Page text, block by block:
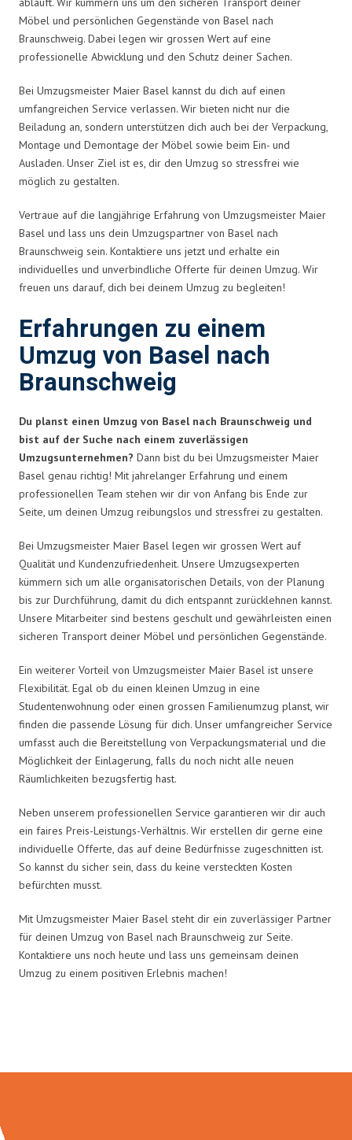
Möbel und persönlichen Gegenstände von Basel nach
Braunschweig. Dabei legen wir grossen Wert auf eine
professionelle Abwicklung und den Schutz deiner Sachen.
Bei Umzugsmeister Maier Basel kannst du dich auf einen
umfangreichen Service verlassen. Wir bieten nicht nur die
Beiladung an, sondern unterstützen dich auch bei der Verpackung,
Montage und Demontage der Möbel sowie beim Ein- und
Ausladen. Unser Ziel ist es, dir den Umzug so stressfrei wie
möglich zu gestalten.
Vertraue auf die langjährige Erfahrung von Umzugsmeister Maier
Basel und lass uns dein Umzugspartner von Basel nach
Braunschweig sein. Kontaktiere uns jetzt und erhalte ein
individuelles und unverbindliche Offerte für deinen Umzug. Wir
freuen uns darauf, dich bei deinem Umzug zu begleiten!
Erfahrungen zu einem
Umzug von Basel nach
Braunschweig
Du planst einen Umzug von Basel nach Braunschweig und
bist auf der Suche nach einem zuverlässigen
Umzugsunternehmen? Dann bist du bei Umzugsmeister Maier
Basel genau richtig! Mit jahrelanger Erfahrung und einem
professionellen Team stehen wir dir von Anfang bis Ende zur
Seite, um deinen Umzug reibungslos und stressfrei zu gestalten.
Bei Umzugsmeister Maier Basel legen wir grossen Wert auf
Qualität und Kundenzufriedenheit. Unsere Umzugsexperten
kümmern sich um alle organisatorischen Details, von der Planung
bis zur Durchführung, damit du dich entspannt zurücklehnen kannst.
Unsere Mitarbeiter sind bestens geschult und gewährleisten einen
sicheren Transport deiner Möbel und persönlichen Gegenstände.
Ein weiterer Vorteil von Umzugsmeister Maier Basel ist unsere
Flexibilität. Egal ob du einen kleinen Umzug in eine
Studentenwohnung oder einen grossen Familienumzug planst, wir
finden die passende Lösung für dich. Unser umfangreicher Service
umfasst auch die Bereitstellung von Verpackungsmaterial und die
Möglichkeit der Einlagerung, falls du noch nicht alle neuen
Räumlichkeiten bezugsfertig hast.
Neben unserem professionellen Service garantieren wir dir auch
ein faires Preis-Leistungs-Verhältnis. Wir erstellen dir gerne eine
individuelle Offerte, das auf deine Bedürfnisse zugeschnitten ist.
So kannst du sicher sein, dass du keine versteckten Kosten
befürchten musst.
Mit Umzugsmeister Maier Basel steht dir ein zuverlässiger Partner
für deinen Umzug von Basel nach Braunschweig zur Seite.
Kontaktiere uns noch heute und lass uns gemeinsam deinen
Umzug zu einem positiven Erlebnis machen!